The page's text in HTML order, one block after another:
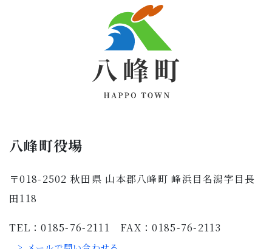
八峰町役場
〒018-2502 秋田県 山本郡八峰町 峰浜目名潟字目長
田118
TEL：0185-76-2111 FAX：0185-76-2113